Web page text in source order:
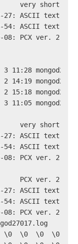
very short file
18-27: ASCII text,
18-54: ASCII text,
08: PCX ver. 2.5
very short file
18-27: ASCII text,
18-54: ASCII text,
08: PCX ver. 2.5
PCX ver. 2.5
18-27: ASCII text,
18-54: ASCII text,
08: PCX ver. 2.5
\0  \0  \0  \0